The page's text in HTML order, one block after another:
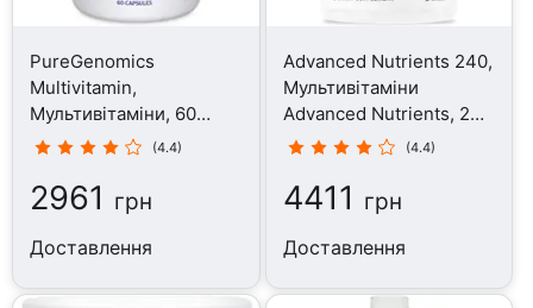
PureGenomics
Multivitamin,
Мультивітаміни, 60
капсул
(4.4)
2961 грн
Доставлення
Advanced Nutrients 240,
Мультивітаміни
Advanced Nutrients, 240
капсул
(4.4)
4411 грн
Доставлення